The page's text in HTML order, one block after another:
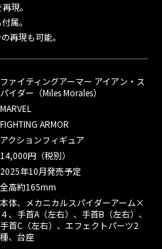
現。
属。
再現も可能。
ファイティングアーマー アイアン・ス
パイダー（Miles Morales）
MARVEL
FIGHTING ARMOR
アクションフィギュア
14,000円（税別）
2025年10月発売予定
全高約165mm
本体、メカニカルスパイダーアーム×
４、手首A（左右）、手首B（左右）、
手首C（左右）、エフェクトパーツ2
種、台座